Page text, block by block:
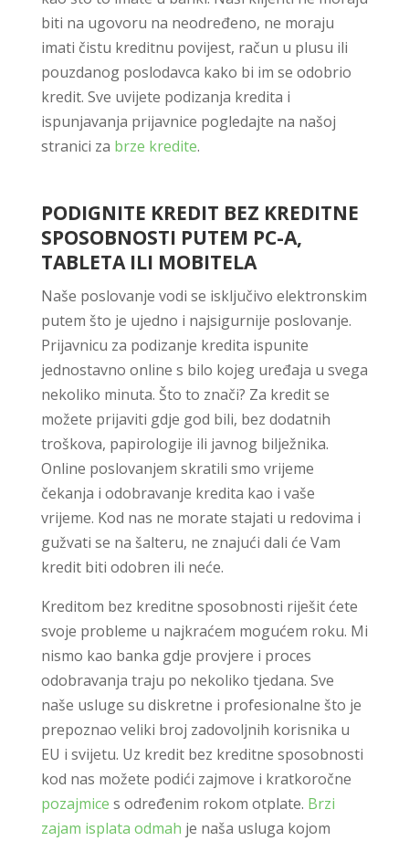
biti na ugovoru na neodređeno, ne moraju
imati čistu kreditnu povijest, račun u plusu ili
pouzdanog poslodavca kako bi im se odobrio
kredit. Sve uvijete podizanja kredita i
ispunjavanja prijavnice pogledajte na našoj
stranici za brze kredite.
PODIGNITE KREDIT BEZ KREDITNE
SPOSOBNOSTI PUTEM PC-A,
TABLETA ILI MOBITELA
Naše poslovanje vodi se isključivo elektronskim
putem što je ujedno i najsigurnije poslovanje.
Prijavnicu za podizanje kredita ispunite
jednostavno online s bilo kojeg uređaja u svega
nekoliko minuta. Što to znači? Za kredit se
možete prijaviti gdje god bili, bez dodatnih
troškova, papirologije ili javnog bilježnika.
Online poslovanjem skratili smo vrijeme
čekanja i odobravanje kredita kao i vaše
vrijeme. Kod nas ne morate stajati u redovima i
gužvati se na šalteru, ne znajući dali će Vam
kredit biti odobren ili neće.
Kreditom bez kreditne sposobnosti riješit ćete
svoje probleme u najkraćem mogućem roku. Mi
nismo kao banka gdje provjere i proces
odobravanja traju po nekoliko tjedana. Sve
naše usluge su diskretne i profesionalne što je
prepoznao veliki broj zadovoljnih korisnika u
EU i svijetu. Uz kredit bez kreditne sposobnosti
kod nas možete podići zajmove i kratkoročne
pozajmice s određenim rokom otplate. Brzi
zajam isplata odmah je naša usluga kojom